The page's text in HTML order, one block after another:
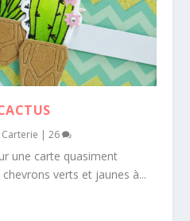
Carterie |26
une carte quasiment
verts et jaunes à...